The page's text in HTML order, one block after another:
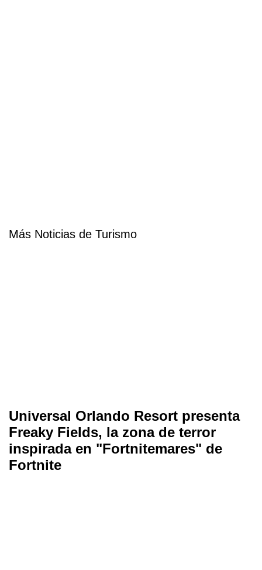
Más Noticias de Turismo
Universal Orlando Resort presenta
Freaky Fields, la zona de terror
inspirada en "Fortnitemares" de
Fortnite